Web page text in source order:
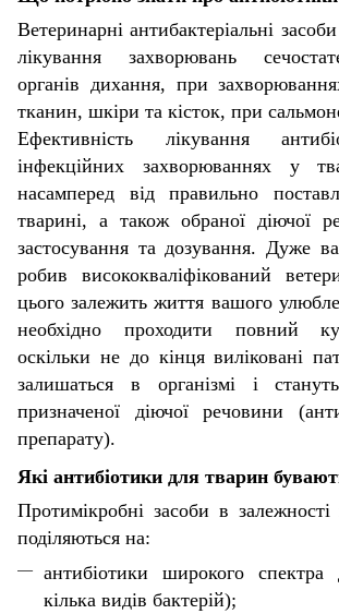
Ветеринарні антибактеріальні
лікування захворювань
органів дихання, при
тканин, шкіри та кісток, при
Ефективність лікування
інфекційних захворюваннях у
насамперед від правильно
тварині, а також обраної діючої
застосування та дозування. Дуже
робив висококваліфікований
цього залежить життя вашого
необхідно проходити повний
оскільки не до кінця виліковані
залишаться в організмі і
призначеної діючої речовини
препарату).
Які антибіотики для тварин
Протимікробні засоби в залежності
поділяються на:
антибіотики широкого спектра
кілька видів бактерій);